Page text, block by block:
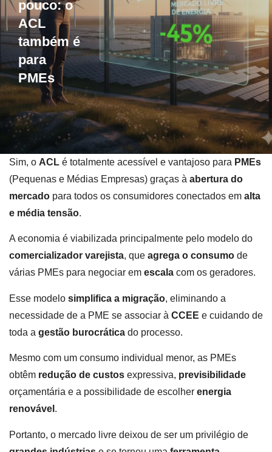
pouco: o
ACL
também é
para
PMEs
Sim, o ACL é totalmente acessível e vantajoso para PMEs
(Pequenas e Médias Empresas) graças à abertura do
mercado para todos os consumidores conectados em alta
e média tensão.
A economia é viabilizada principalmente pelo modelo do
comercializador varejista, que agrega o consumo de
várias PMEs para negociar em escala com os geradores.
Esse modelo simplifica a migração, eliminando a
necessidade de a PME se associar à CCEE e cuidando de
toda a gestão burocrática do processo.
Mesmo com um consumo individual menor, as PMEs
obtêm redução de custos expressiva, previsibilidade
orçamentária e a possibilidade de escolher energia
renovável .
Portanto, o mercado livre deixou de ser um privilégio de